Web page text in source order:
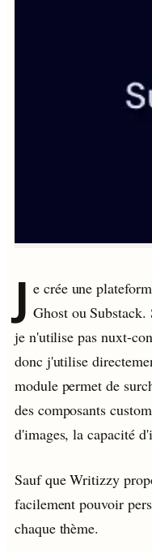
J e crée une
Ghost ou
je n'utilise pas nuxt-
donc j'utilise
module permet de
des composants
d'images, la capacité
Sauf que Writizzy
facilement pouvoir
chaque thème.